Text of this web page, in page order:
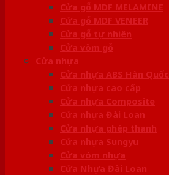
Cửa gỗ MDF MELAMINE
Cửa gỗ MDF VENEER
Cửa gỗ tự nhiên
Cửa vòm gỗ
Cửa nhựa
Cửa nhựa ABS Hàn Quốc
Cửa nhựa cao cấp
Cửa nhựa Composite
Cửa nhựa Đài Loan
Cửa nhựa ghép thanh
Cửa nhựa Sungyu
Cửa vòm nhựa
Cửa Nhựa Đài Loan